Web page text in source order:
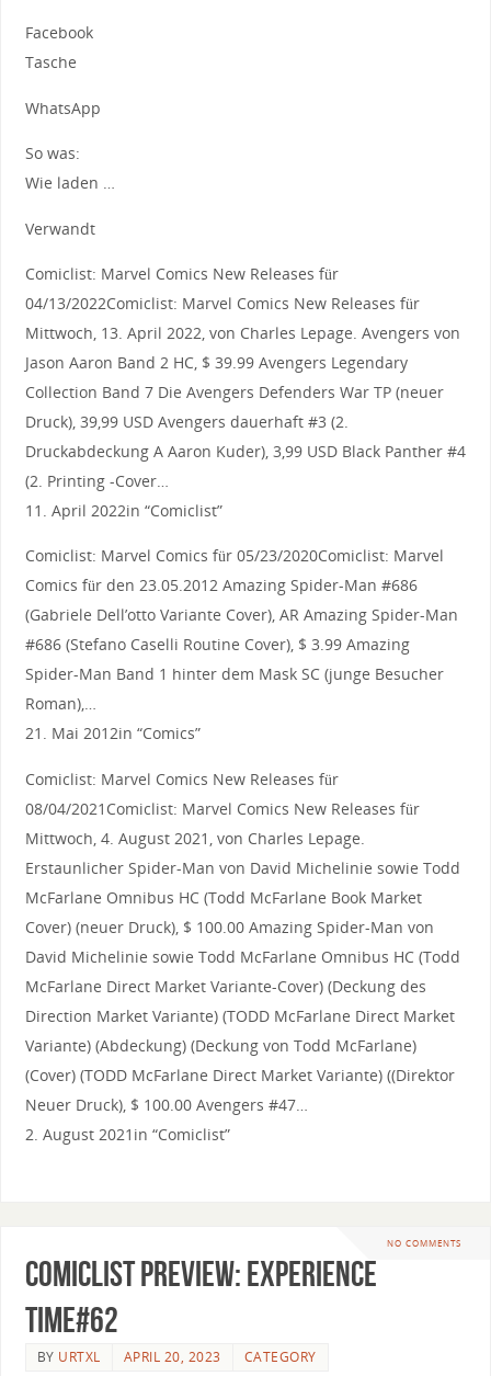
Facebook
Tasche
WhatsApp
So was:
Wie laden …
Verwandt
Comiclist: Marvel Comics New Releases für
04/13/2022Comiclist: Marvel Comics New Releases für
Mittwoch, 13. April 2022, von Charles Lepage. Avengers von
Jason Aaron Band 2 HC, $ 39.99 Avengers Legendary
Collection Band 7 Die Avengers Defenders War TP (neuer
Druck), 39,99 USD Avengers dauerhaft #3 (2.
Druckabdeckung A Aaron Kuder), 3,99 USD Black Panther #4
(2. Printing -Cover…
11. April 2022in “Comiclist”
Comiclist: Marvel Comics für 05/23/2020Comiclist: Marvel
Comics für den 23.05.2012 Amazing Spider-Man #686
(Gabriele Dell’otto Variante Cover), AR Amazing Spider-Man
#686 (Stefano Caselli Routine Cover), $ 3.99 Amazing
Spider-Man Band 1 hinter dem Mask SC (junge Besucher
Roman),…
21. Mai 2012in “Comics”
Comiclist: Marvel Comics New Releases für
08/04/2021Comiclist: Marvel Comics New Releases für
Mittwoch, 4. August 2021, von Charles Lepage.
Erstaunlicher Spider-Man von David Michelinie sowie Todd
McFarlane Omnibus HC (Todd McFarlane Book Market
Cover) (neuer Druck), $ 100.00 Amazing Spider-Man von
David Michelinie sowie Todd McFarlane Omnibus HC (Todd
McFarlane Direct Market Variante-Cover) (Deckung des
Direction Market Variante) (TODD McFarlane Direct Market
Variante) (Abdeckung) (Deckung von Todd McFarlane)
(Cover) (TODD McFarlane Direct Market Variante) ((Direktor
Neuer Druck), $ 100.00 Avengers #47…
2. August 2021in “Comiclist”
NO COMMENTS
Comiclist Preview: Experience
Time#62
BY URTXL APRIL 20, 2023 CATEGORY